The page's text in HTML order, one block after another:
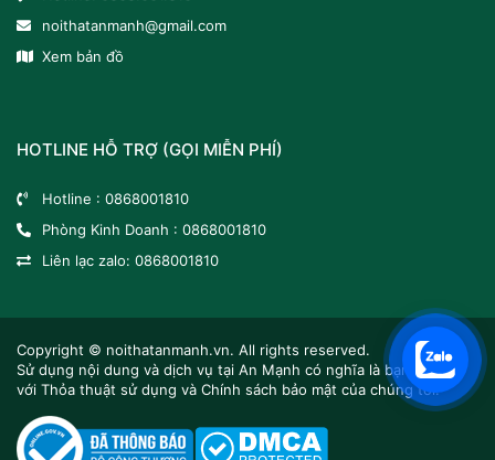
noithatanmanh@gmail.com
Xem bản đồ
HOTLINE HỖ TRỢ (GỌI MIỄN PHÍ)
Hotline : 0868001810
Phòng Kinh Doanh : 0868001810
Liên lạc zalo: 0868001810
Copyright © noithatanmanh.vn. All rights reserved.
Sử dụng nội dung và dịch vụ tại An Mạnh có nghĩa là bạn đồng ý
với Thỏa thuật sử dụng và Chính sách bảo mật của chúng tôi.